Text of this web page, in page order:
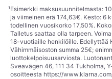
¹Esimerkki maksusuunnitelmasta:
ja viimeinen erä 174,63€. Kesto: 6
todellinen vuosikorko 17,50%.
Talletus saattaa olla tarpeen.
18-vuotiaille henkilöille. Edellyttää
Vähimmäisoston summa 25€;
luottokelpoisuusarviosta.
Sveavägen 46, 111 34 Tukholma,
osoitteesta https://